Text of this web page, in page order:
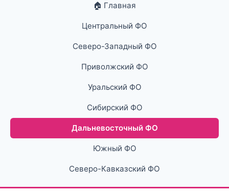
🏠 Главная
Центральный ФО
Северо-Западный ФО
Приволжский ФО
Уральский ФО
Сибирский ФО
Дальневосточный ФО
Южный ФО
Северо-Кавказский ФО